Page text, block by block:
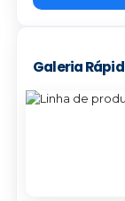
Galeria